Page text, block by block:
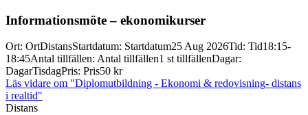
Informationsmöte – ekonomikurser
Ort: OrtDistansStartdatum: Startdatum25 Aug 2026Tid: Tid18:15-
18:45Antal tillfällen: Antal tillfällen1 st tillfällenDagar:
DagarTisdagPris: Pris50 kr
Läs vidare om "Diplomutbildning - Ekonomi & redovisning- distans
i realtid"
Distans